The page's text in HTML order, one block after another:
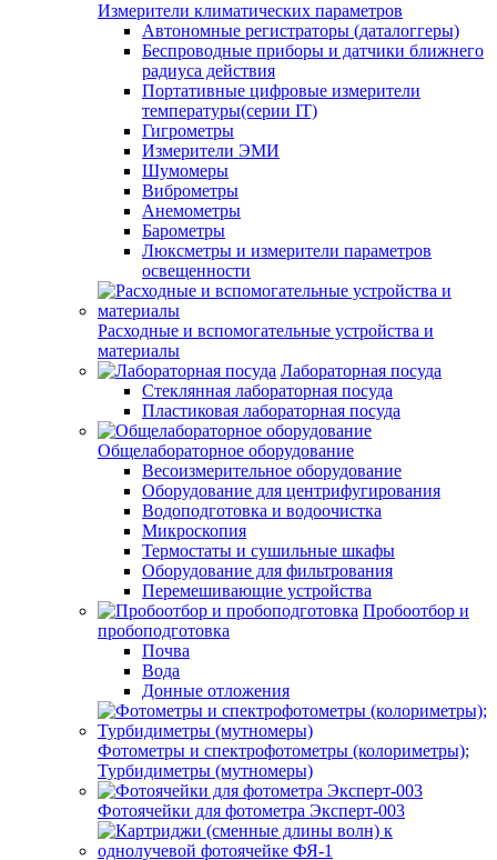
Измерители климатических параметров
Автономные регистраторы (даталоггеры)
Беспроводные приборы и датчики ближнего
радиуса действия
Портативные цифровые измерители
температуры(серии IT)
Гигрометры
Измерители ЭМИ
Шумомеры
Виброметры
Анемометры
Барометры
Люксметры и измерители параметров
освещенности
Расходные и вспомогательные устройства и
материалы
Лабораторная посуда
Стеклянная лабораторная посуда
Пластиковая лабораторная посуда
Общелабораторное оборудование
Весоизмерительное оборудование
Оборудование для центрифугирования
Водоподготовка и водоочистка
Микроскопия
Термостаты и сушильные шкафы
Оборудование для фильтрования
Перемешивающие устройства
Пробоотбор и
пробоподготовка
Почва
Вода
Донные отложения
Фотометры и спектрофотометры (колориметры);
Турбидиметры (мутномеры)
Фотоячейки для фотометра Эксперт-003